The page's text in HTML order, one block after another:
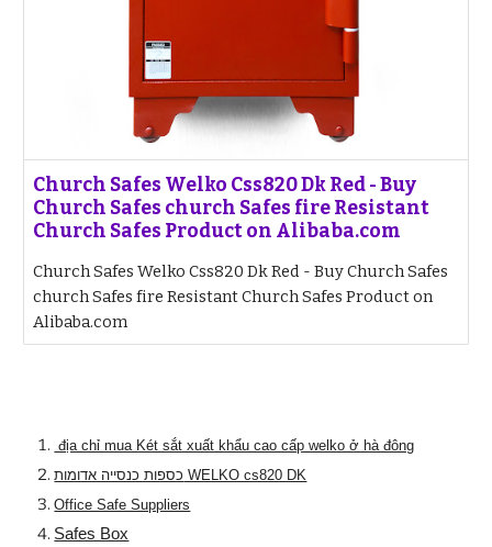
Church Safes Welko Css820 Dk Red - Buy
Church Safes church Safes fire Resistant
Church Safes Product on Alibaba.com
Church Safes Welko Css820 Dk Red - Buy Church Safes
church Safes fire Resistant Church Safes Product on
Alibaba.com
địa chỉ mua Két sắt xuất khẩu cao cấp welko ở hà đông
כספות כנסייה אדומות WELKO cs820 DK
Office Safe Suppliers
Safes Box